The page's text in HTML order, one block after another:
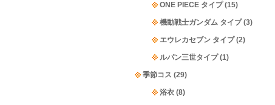
ONE PIECE タイプ(15)
機動戦士ガンダム タイプ(3)
エウレカセブン タイプ(2)
ルパン三世タイプ(1)
季節コス (29)
浴衣 (8)